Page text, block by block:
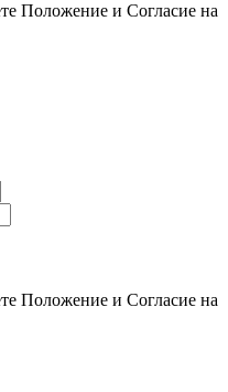
Положение и Согласие на
Положение и Согласие на